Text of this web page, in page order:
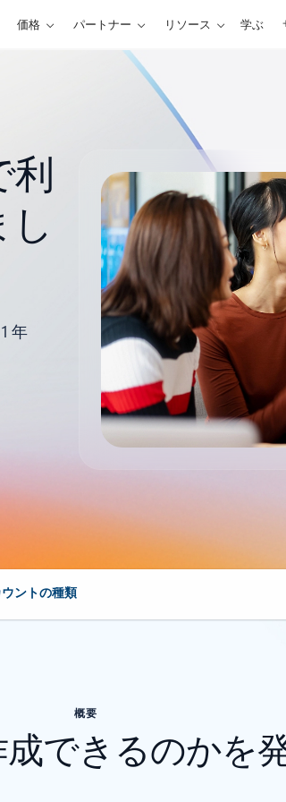
価格 パートナー リソース 学ぶ
利
年
ントの種類
概要
できるのかを